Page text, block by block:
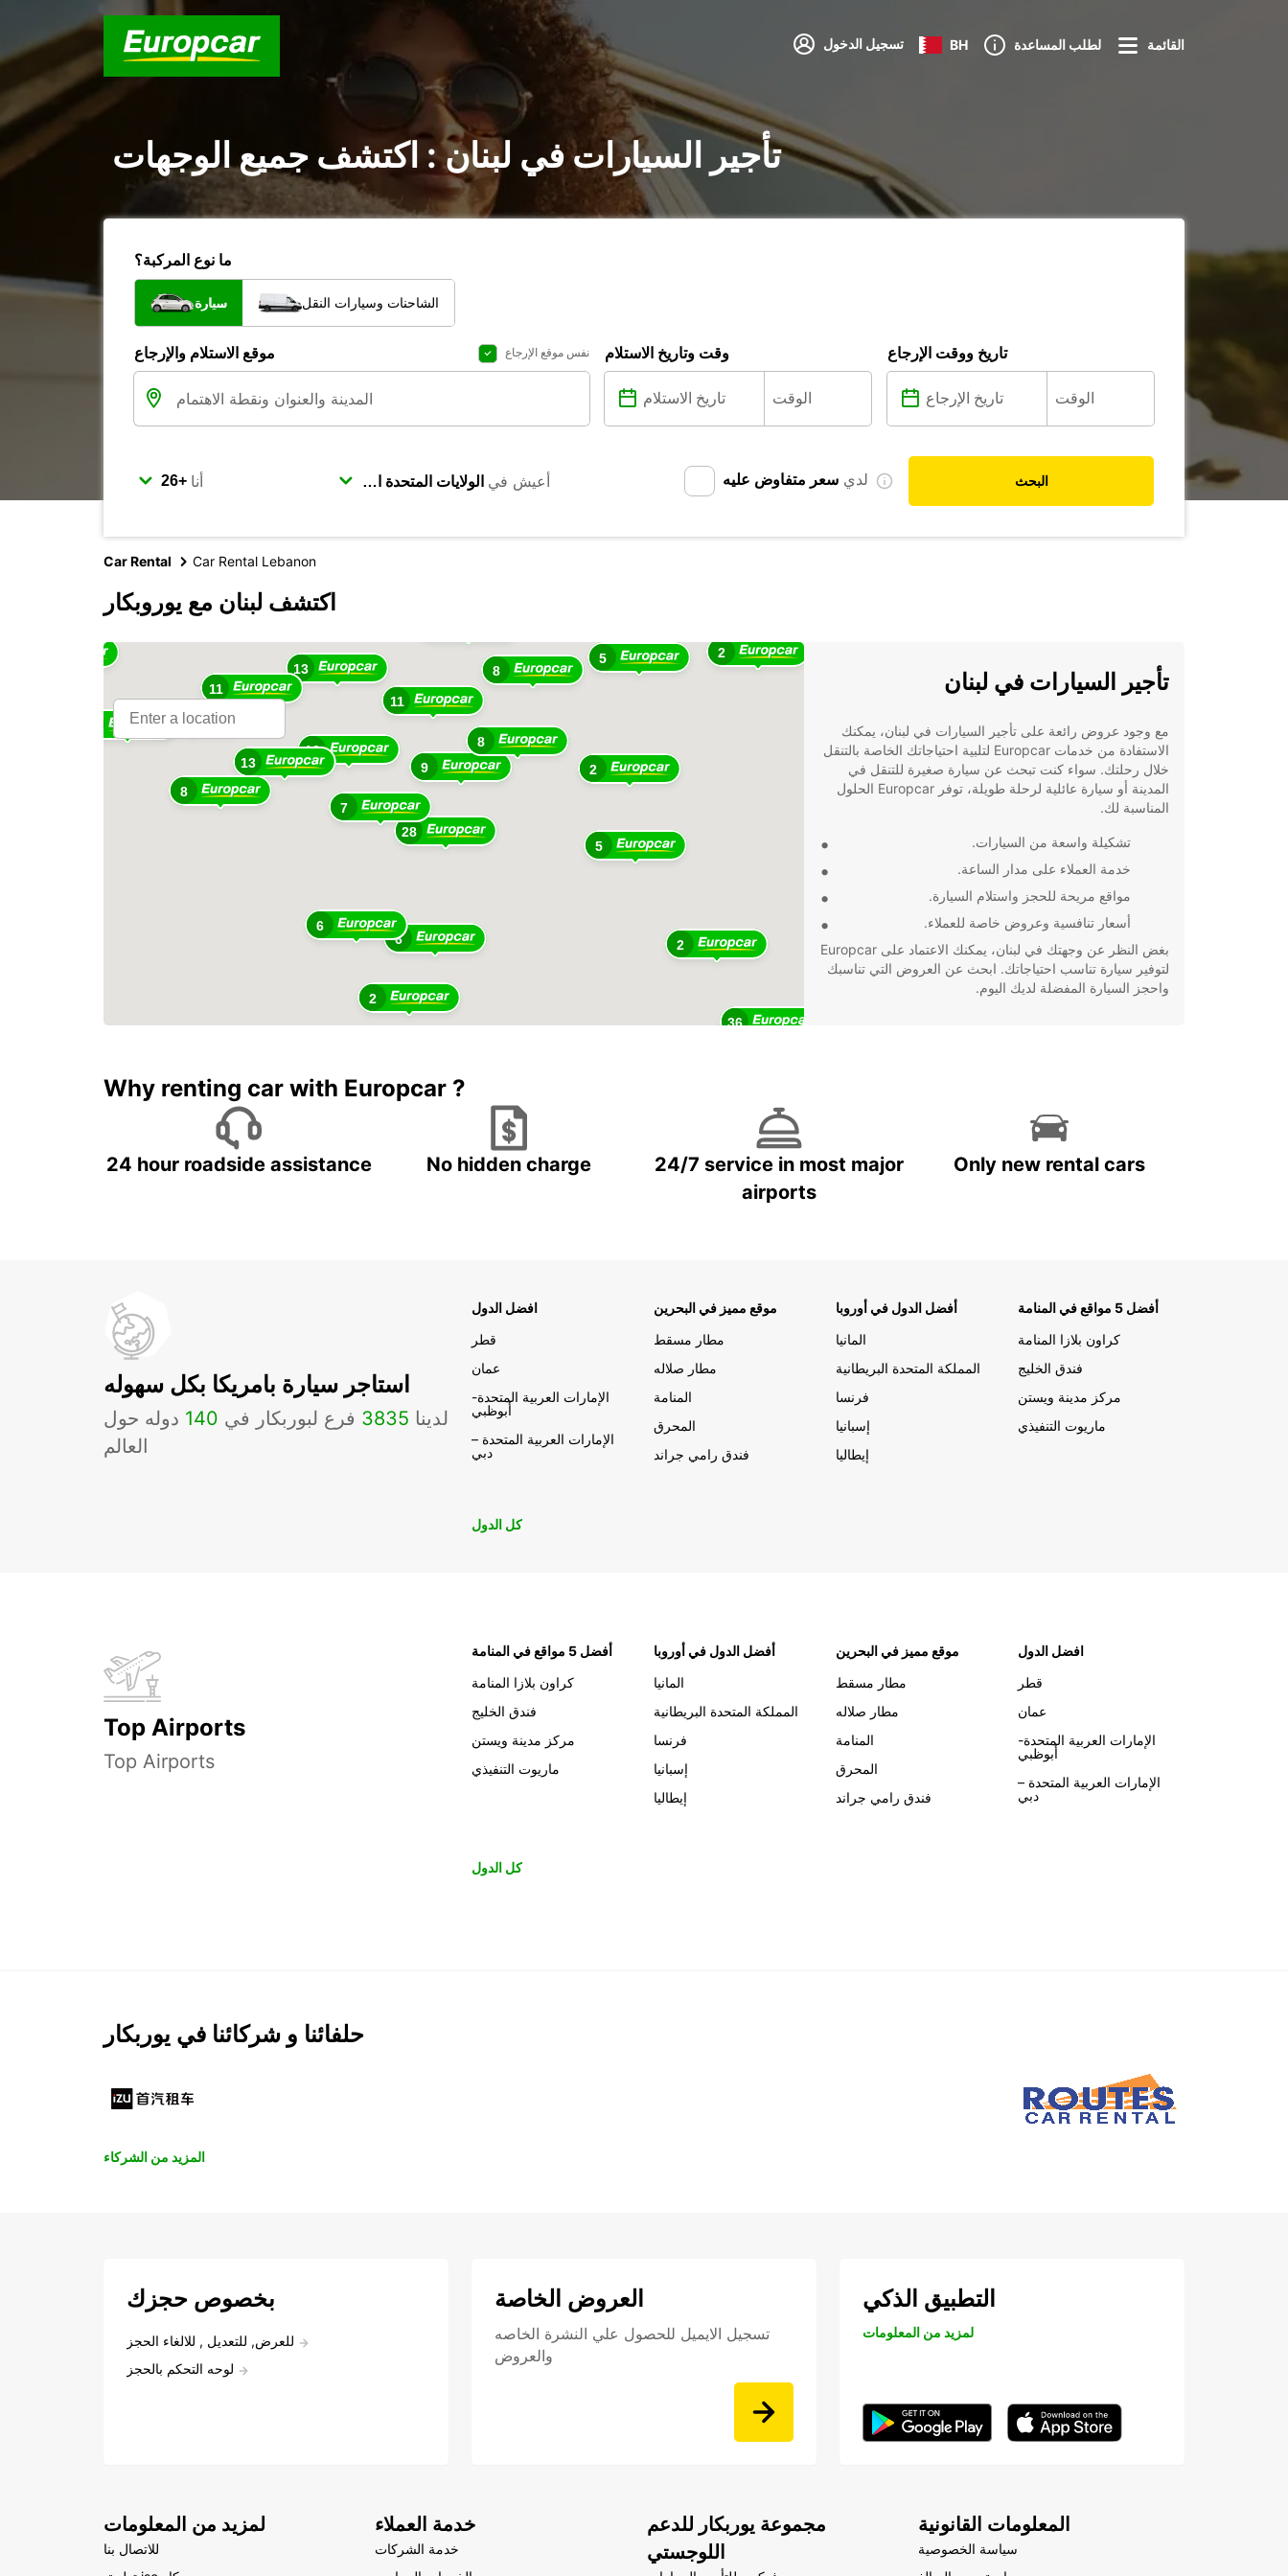
تسجيل الدخول BH لطلب المساعدة القائمة
تأجير السيارات في لبنان : اكتشف جميع الوجهات
ما نوع المركبة؟
سيارة الشاحنات وسيارات النقل
موقع الاستلام والإرجاع نفس موقع الإرجاع وقت وتاريخ الاستلام تاريخ ووقت الإرجاع
أنا أعيش في لدي سعر متفاوض عليه البحث
Car Rental Car Rental Lebanon
اكتشف لبنان مع يوروبكار
28
9
7
8
6
11
13
6
8
13
2
5
2
13
8
11
5
9
2
6
2
13
36
تأجير السيارات في لبنان
مع وجود عروض رائعة على تأجير السيارات في لبنان، يمكنك
الاستفادة من خدمات Europcar لتلبية احتياجاتك الخاصة بالتنقل
خلال رحلتك. سواء كنت تبحث عن سيارة صغيرة للتنقل في
المدينة أو سيارة عائلية لرحلة طويلة، توفر Europcar الحلول
المناسبة لك.
تشكيلة واسعة من السيارات.
خدمة العملاء على مدار الساعة.
مواقع مريحة للحجز واستلام السيارة.
أسعار تنافسية وعروض خاصة للعملاء.
بغض النظر عن وجهتك في لبنان، يمكنك الاعتماد على Europcar
لتوفير سيارة تناسب احتياجاتك. ابحث عن العروض التي تناسبك
واحجز السيارة المفضلة لديك اليوم.
Why renting car with Europcar ?
24 hour roadside assistance No hidden charge
24/7 service in most major
airports
Only new rental cars
استاجر سيارة بامريكا بكل سهوله
لدينا 3835 فرع لبوربكار في 140 دوله حول
العالم
افضل الدول
قطر
عمان
الإمارات العربية المتحدة-
أبوظبي
الإمارات العربية المتحدة –
دبي
موقع مميز في البحرين
مطار مسقط
مطار صلاله
المنامة
المحرق
فندق رامي جراند
أفضل الدول في أوروبا
المانيا
المملكة المتحدة البريطانية
فرنسا
إسبانيا
إيطاليا
أفضل 5 مواقع في المنامة
كراون بلازا المنامة
فندق الخليج
مركز مدينة ويستن
ماريوت التنفيذي
كل الدول
Top Airports
Top Airports
أفضل 5 مواقع في المنامة
كراون بلازا المنامة
فندق الخليج
مركز مدينة ويستن
ماريوت التنفيذي
أفضل الدول في أوروبا
المانيا
المملكة المتحدة البريطانية
فرنسا
إسبانيا
إيطاليا
موقع مميز في البحرين
مطار مسقط
مطار صلاله
المنامة
المحرق
فندق رامي جراند
افضل الدول
قطر
عمان
الإمارات العربية المتحدة-
أبوظبي
الإمارات العربية المتحدة –
دبي
كل الدول
حلفائنا و شركائنا في يوربكار
المزيد من الشركاء
بخصوص حجزك
للعرض, للتعديل , للالغاء الحجز
لوحه التحكم بالحجز
العروض الخاصة
تسجيل الايميل للحصول علي النشرة الخاصه
والعروض
التطبيق الذكي
لمزيد من المعلومات
لمزيد من المعلومات
للاتصال بنا
خدمة العملاء
خدمة الشركات
مجموعة يوربكار للدعم
اللوجستي
المعلومات القانونية
سياسة الخصوصية